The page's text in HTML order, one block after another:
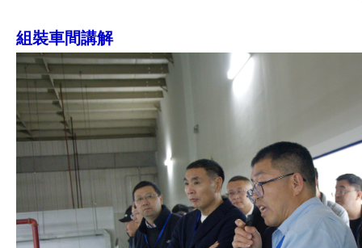
組裝車間講解